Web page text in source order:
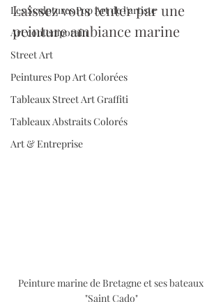
Les Sculptures Pop Art de l'artiste
Art contemporain
Street Art
Peintures Pop Art Colorées
Tableaux Street Art Graffiti
Tableaux Abstraits Colorés
Art & Entreprise
Laissez vous tenter par une
peinture ambiance marine
Peinture marine de Bretagne et ses bateaux
"Saint Cado"